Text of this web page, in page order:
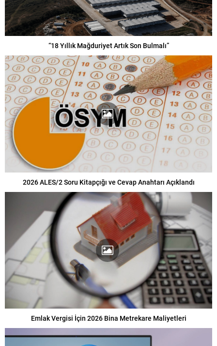
“18 Yıllık Mağduriyet Artık Son Bulmalı”
2026 ALES/2 Soru Kitapçığı ve Cevap Anahtarı Açıklandı
Emlak Vergisi İçin 2026 Bina Metrekare Maliyetleri